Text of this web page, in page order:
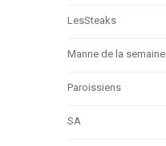
LesSteaks
Manne de la semaine
Paroissiens
SA